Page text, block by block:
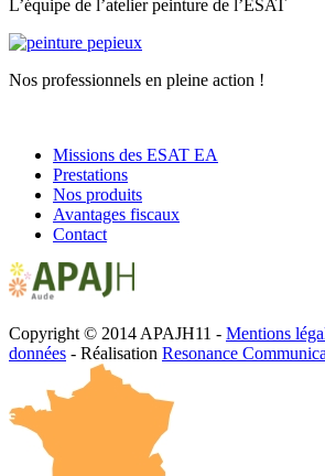
L’équipe de l’atelier peinture de l’ESAT
Nos professionnels en pleine action !
Missions des ESAT EA
Prestations
Nos produits
Avantages fiscaux
Contact
Copyright © 2014 APAJH11 - Mentions
données - Réalisation Resonance